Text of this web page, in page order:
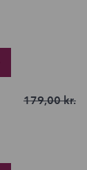
179,00kr.